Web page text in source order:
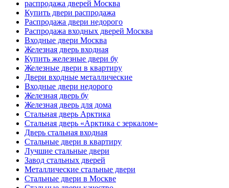
распродажа дверей Москва
Купить двери распродажа
Распродажа двери недорого
Распродажа входных дверей Москва
Входные двери Москва
Железная дверь входная
Купить железные двери бу
Железные двери в квартиру
Двери входные металлические
Входные двери недорого
Железная дверь бу
Железная дверь для дома
Стальная дверь Арктика
Стальная дверь «Арктика с зеркалом»
Дверь стальная входная
Стальные двери в квартиру
Лучшие стальные двери
Завод стальных дверей
Металлические стальные двери
Стальные двери в Москве